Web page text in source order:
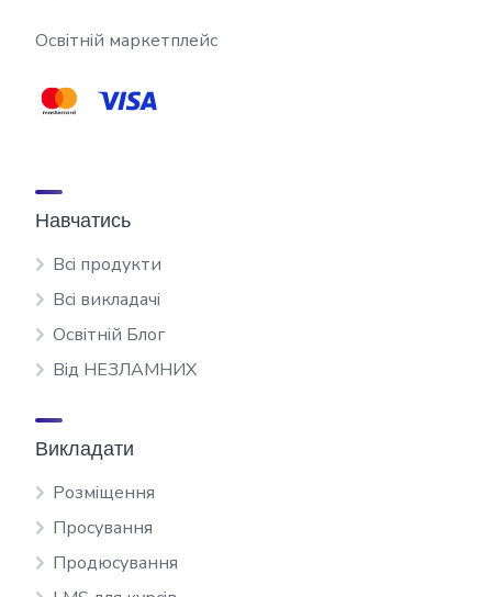
Освітній маркетплейс
Навчатись
Всі продукти
Всі викладачі
Освітній Блог
Від НЕЗЛАМНИХ
Викладати
Розміщення
Просування
Продюсування